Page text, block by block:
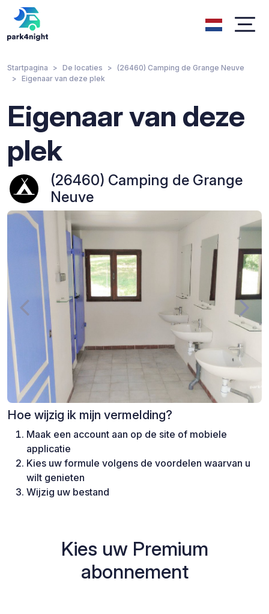
Startpagina De locaties
(26460) Camping de Grange Neuve
Eigenaar van deze plek
Eigenaar van deze
plek
(26460) Camping de Grange
Neuve
Hoe wijzig ik mijn vermelding?
Maak een account aan op de site of mobiele
applicatie
Kies uw formule volgens de voordelen waarvan u
wilt genieten
Wijzig uw bestand
Kies uw Premium
abonnement